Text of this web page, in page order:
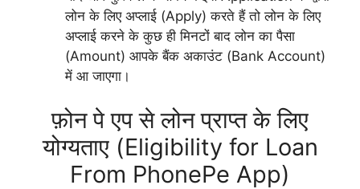
लोन के लिए अप्लाई (Apply) करते हैं तो लोन के लिए
अप्लाई करने के कुछ ही मिनटों बाद लोन का पैसा
(Amount) आपके बैंक अकाउंट (Bank Account)
में आ जाएगा।
फ़ोन पे एप से लोन प्राप्त के लिए
योग्यताए (Eligibility for Loan
From PhonePe App)